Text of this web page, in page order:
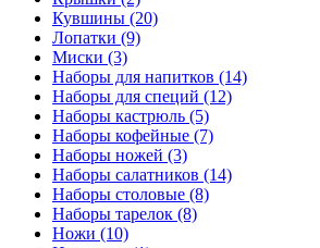
Кувшины (20)
Лопатки (9)
Миски (3)
Наборы для напитков (14)
Наборы для специй (12)
Наборы кастрюль (5)
Наборы кофейные (7)
Наборы ножей (3)
Наборы салатников (14)
Наборы столовые (8)
Наборы тарелок (8)
Ножи (10)